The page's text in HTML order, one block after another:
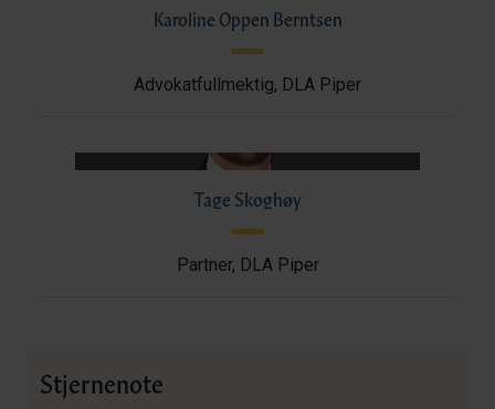
Karoline Oppen Berntsen
Advokatfullmektig, DLA Piper
Tage Skoghøy
Partner, DLA Piper
Stjernenote